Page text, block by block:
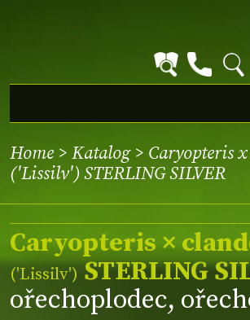
Home > Katalog> Caryopteris x
('Lissilv') STERLING SILVER
Caryopteris ×
('Lissilv')STERLING
ořechoplodec,